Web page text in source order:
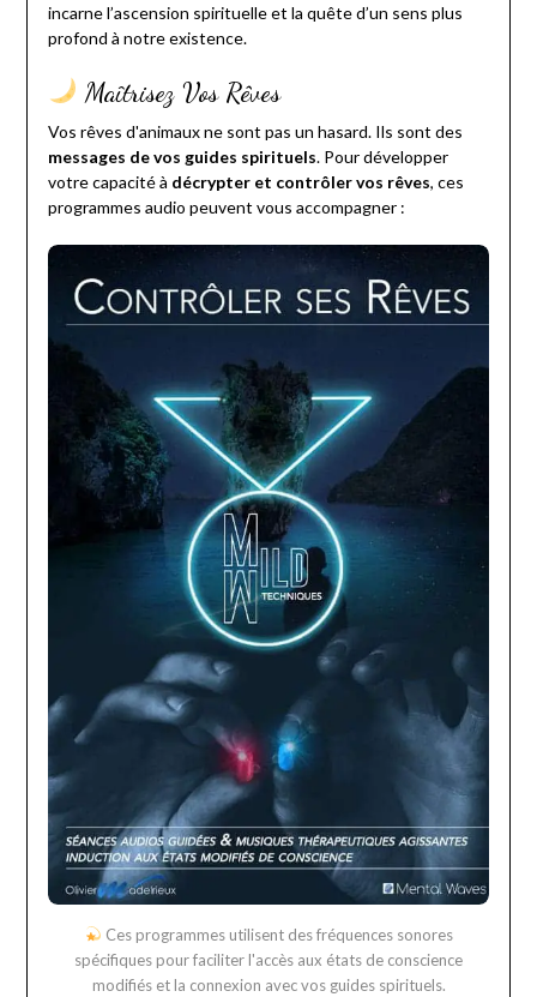
incarne l’ascension spirituelle et la quête d’un sens plus
profond à notre existence.
Maîtrisez Vos Rêves
Vos rêves d'animaux ne sont pas un hasard. Ils sont des
messages de vos guides spirituels. Pour développer
votre capacité à décrypter et contrôler vos rêves, ces
programmes audio peuvent vous accompagner :
Ces programmes utilisent des fréquences sonores
spécifiques pour faciliter l'accès aux états de conscience
modifiés et la connexion avec vos guides spirituels.